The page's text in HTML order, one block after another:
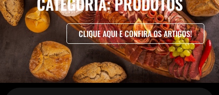
CLIQUE AQUI E CONFIRA OS ARTIGOS!